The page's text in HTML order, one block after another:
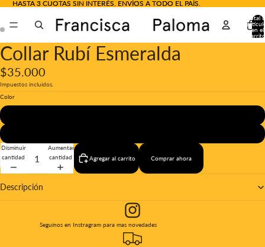
HASTA 3 CUOTAS SIN INTERÉS. ENVÍOS A TODO EL PAÍS.
HASTA 3 CUOTAS SIN INTERÉS. ENVÍOS A TODO EL PAÍS.
Total
en el
0
Abrir
imagen
pantalla
completa
Abrir
imagen
pantalla
completa
Collar Rubí Esmeralda
$35.000
Impuestos incluidos.
Color
Disminuir
cantidad
Aumentar
cantidad
Agregar al carrito Comprar ahora
Descripción
Seguinos en Instragram para mas novedades